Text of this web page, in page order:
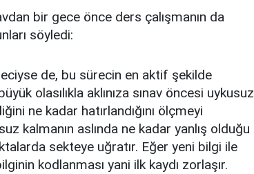
bir gece önce ders çalışmanın da
söyledi:
de, bu sürecin en aktif şekilde
olasılıkla aklınıza sınav öncesi uykusuz
ne kadar hatırlandığını ölçmeyi
kalmanın aslında ne kadar yanlış olduğu
sekteye uğratır. Eğer yeni bilgi ile
kodlanması yani ilk kaydı zorlaşır.